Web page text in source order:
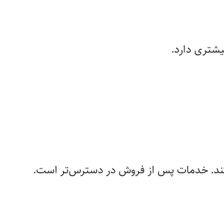
دارد.
خدمات پس از فروش در دسترس‌تر است.